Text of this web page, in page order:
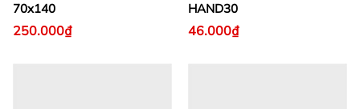
70x140
250.000₫
HAND30
46.000₫